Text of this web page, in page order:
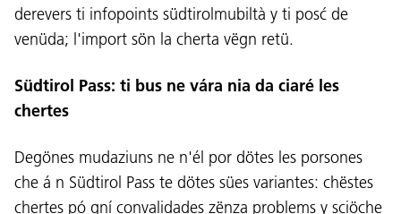
Lingaz:
DEU
ITA LAD ENG
Service Desk:+39 0471 220880
Impressum
Jobs
derevers ti infopoints südtirolmubiltà y ti posć de
venüda; l'import sön la cherta vëgn retü.
Südtirol Pass: ti bus ne vára nia da ciaré les
chertes
Degönes mudaziuns ne n'él por dötes les porsones
che á n Südtirol Pass te dötes sües variantes: chëstes
chertes pó gní convalidades zënza problems y sciöche